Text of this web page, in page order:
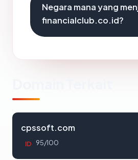
Negara mana yang
financialclub.co.id?
cpssoft.com
ID 95/100